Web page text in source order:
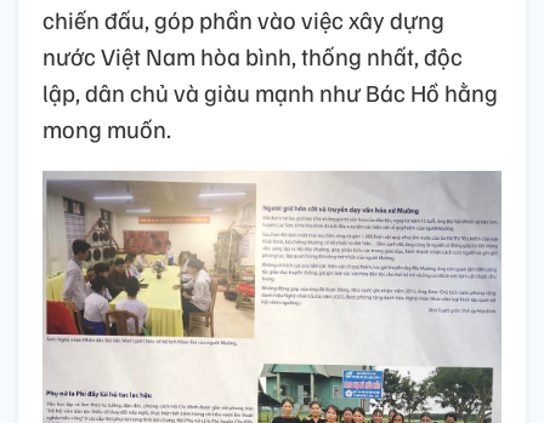
chiến đấu, góp phần vào việc xây dựng
nước Việt Nam hòa bình, thống nhất, độc
lập, dân chủ và giàu mạnh như Bác Hồ hằng
mong muốn.